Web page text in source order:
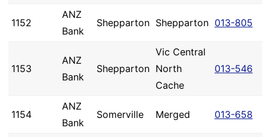
1152
ANZ
Bank
Shepparton Shepparton 013-805
1153
ANZ
Bank
Shepparton
Vic Central
North
Cache
013-546
1154
ANZ
Bank
Somerville Merged 013-658